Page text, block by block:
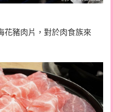
花豬肉片，對於肉食族來